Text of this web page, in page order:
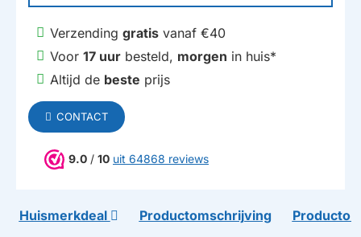
Verzending gratis vanaf €40
Voor 17 uur besteld, morgen in huis*
Altijd de beste prijs
CONTACT
9.0 / 10 uit 64868 reviews
Huismerkdeal Productomschrijving